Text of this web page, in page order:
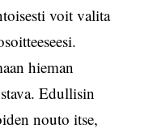
voit valita
hieman
Edullisin
nouto itse,